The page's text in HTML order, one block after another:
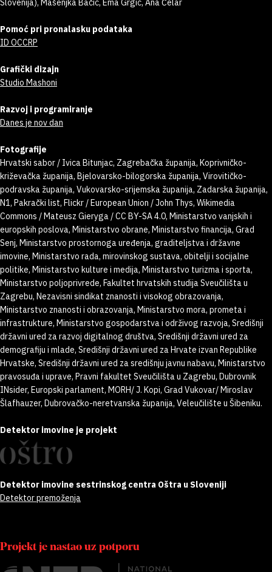
Slovenija), Mašenjka Bačić, Ema Grgić, Ana Čelar
Pomoć pri pronalasku podataka
ID OCCRP
Grafički dizajn
Studio Mashoni
Razvoj i programiranje
Danes je nov dan
Fotografije
Hrvatski sabor / Ivica Bitunjac, Zagrebačka županija, Koprivničko-
križevačka županija, Bjelovarsko-bilogorska županija, Virovitičko-
podravska županija, Vukovarsko-srijemska županija, Zadarska županija,
N1, Pakrački list, Flickr / European Union / John Thys, Wikimedia
Commons / Mateusz Gieryga / CC BY-SA 4.0, Ministarstvo vanjskih i
europskih poslova, Ministarstvo obrane, Ministarstvo financija, Grad
Senj, Ministarstvo prostornoga uređenja, graditeljstva i državne
imovine, Ministarstvo rada, mirovinskog sustava, obitelji i socijalne
politike, Ministarstvo kulture i medija, Ministarstvo turizma i sporta,
Ministarstvo poljoprivrede, Fakultet hrvatskih studija Sveučilišta u
Zagrebu, Nezavisni sindikat znanosti i visokog obrazovanja,
Ministarstvo znanosti i obrazovanja, Ministarstvo mora, prometa i
infrastrukture, Ministarstvo gospodarstva i održivog razvoja, Središnji
državni ured za razvoj digitalnog društva, Središnji državni ured za
demografiju i mlade, Središnji državni ured za Hrvate izvan Republike
Hrvatske, Središnji državni ured za središnju javnu nabavu, Ministarstvo
pravosuđa i uprave, Pravni fakultet Sveučilišta u Zagrebu, Dubrovnik
INsider, Europski parlament, MORH/ J. Kopi, Grad Vukovar/ Miroslav
Šlafhauzer, Dubrovačko-neretvanska županija, Veleučilište u Šibeniku.
Detektor imovine je projekt
Detektor imovine sestrinskog centra Oštra u Sloveniji
Detektor premoženja
Projekt je nastao uz potporu